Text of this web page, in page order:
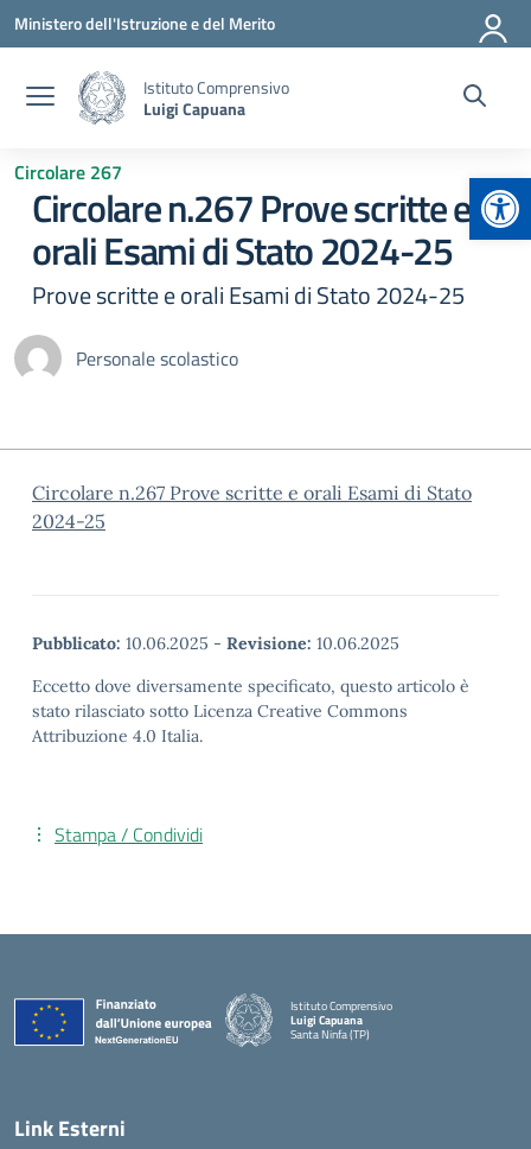
Vai ai contenuti
Vai al menu di navigazione
Vai al footer
Ministero dell'Istruzione e del Merito
Istituto Comprensivo
Luigi Capuana
Circolare 267
Circolare n.267 Prove scritte e
orali Esami di Stato 2024-25
Prove scritte e orali Esami di Stato 2024-25
Personale scolastico
Circolare n.267 Prove scritte e orali Esami di Stato
2024-25
Pubblicato: 10.06.2025 - Revisione: 10.06.2025
Eccetto dove diversamente specificato, questo articolo è
stato rilasciato sotto Licenza Creative Commons
Attribuzione 4.0 Italia.
Stampa / Condividi
Istituto Comprensivo
Luigi Capuana
Santa Ninfa (TP)
Link Esterni